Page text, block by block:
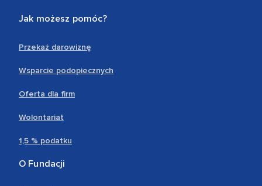
Jak możesz pomóc?
Przekaż darowiznę
Wsparcie podopiecznych
Oferta dla firm
Wolontariat
1,5 % podatku
O Fundacji